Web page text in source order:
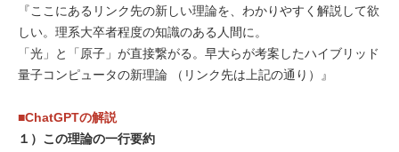
『ここにあるリンク先の新しい理論を、わかりやすく解説して欲
しい。理系大卒者程度の知識のある人間に。
「光」と「原子」が直接繋がる。早大らが考案したハイブリッド
量子コンピュータの新理論 （リンク先は上記の通り）』
■ChatGPTの解説
１）この理論の一行要約